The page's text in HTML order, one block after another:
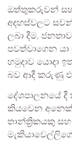
ඔත්තුකරුවන් සහ
අදහස්වලට සවන්
ලබා දීම,
පවත්වාගෙන යා
හමුදාව යොදා
බව ආදී කරුණු
දේශපාලනයේ
කියවෙන අනෙක්
තාන්ත්‍රිකයකු